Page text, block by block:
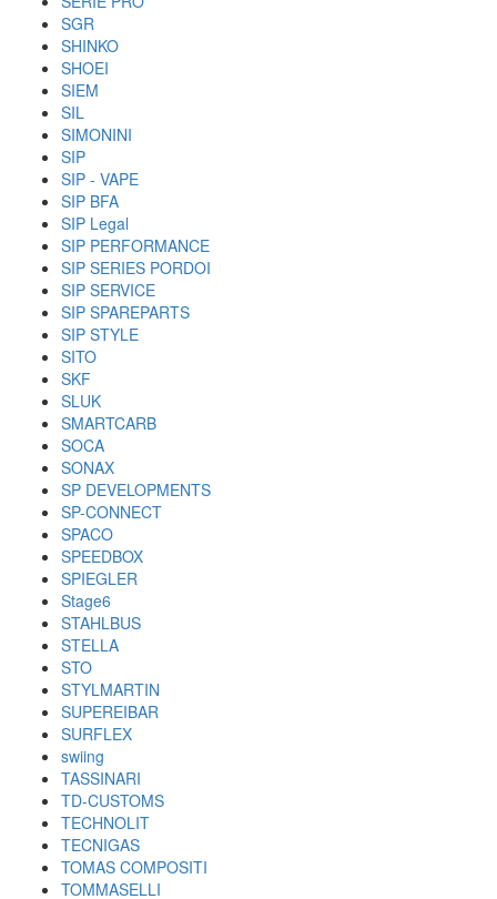
SGR
SHINKO
SHOEI
SIEM
SIL
SIMONINI
SIP
SIP - VAPE
SIP BFA
SIP Legal
SIP PERFORMANCE
SIP SERIES PORDOI
SIP SERVICE
SIP SPAREPARTS
SIP STYLE
SITO
SKF
SLUK
SMARTCARB
SOCA
SONAX
SP DEVELOPMENTS
SP-CONNECT
SPACO
SPEEDBOX
SPIEGLER
Stage6
STAHLBUS
STELLA
STO
STYLMARTIN
SUPEREIBAR
SURFLEX
swiing
TASSINARI
TD-CUSTOMS
TECHNOLIT
TECNIGAS
TOMAS COMPOSITI
TOMMASELLI